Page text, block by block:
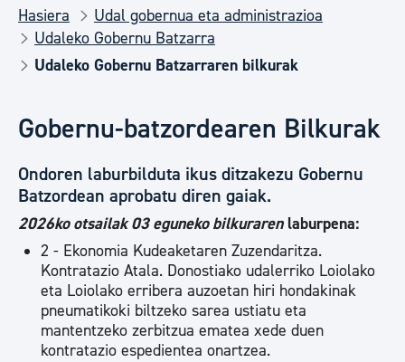
Hasiera
Udal gobernua eta administrazioa
Udaleko Gobernu Batzarra
Udaleko Gobernu Batzarraren bilkurak
Gobernu-batzordearen Bilkurak
Ondoren laburbilduta ikus ditzakezu Gobernu
Batzordean aprobatu diren gaiak.
2026ko otsailak 03 eguneko bilkurarenlaburpena:
2 - Ekonomia Kudeaketaren Zuzendaritza.
Kontratazio Atala. Donostiako udalerriko Loiolako
eta Loiolako erribera auzoetan hiri hondakinak
pneumatikoki biltzeko sarea ustiatu eta
mantentzeko zerbitzua ematea xede duen
kontratazio espedientea onartzea.